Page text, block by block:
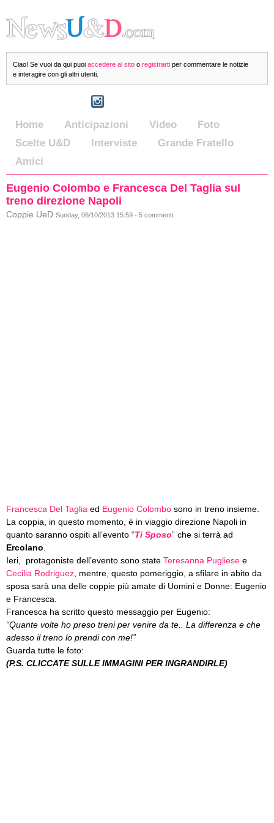
Ciao! Se vuoi da qui puoi accedere al sito o registrarti per commentare le notizie
e interagire con gli altri utenti.
Home Anticipazioni Video
Foto
Scelte U&D
Interviste
Grande Fratello
Amici
Eugenio Colombo e Francesca Del Taglia sul
treno direzione Napoli
Coppie UeD Sunday, 06/10/2013 15:59 - 5 commenti
Francesca Del Taglia ed Eugenio Colombo sono in treno insieme.
La coppia, in questo momento, è in viaggio direzione Napoli in
quanto saranno ospiti all’evento “Ti Sposo” che si terrà ad
Ercolano
Ieri, protagoniste dell’evento sono state Teresanna Pugliese e
Cecilia Rodriguez , mentre, questo pomeriggio, a sfilare in abito da
sposa sarà una delle coppie più amate di Uomini e Donne: Eugenio
e Francesca.
Francesca ha scritto questo messaggio per Eugenio:
“Quante volte ho preso treni per venire da te.. La differenza e che
adesso il treno lo prendi con me!”
Guarda tutte le foto:
(P.S. CLICCATE SULLE IMMAGINI PER INGRANDIRLE)